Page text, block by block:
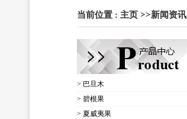
当前位置 : 主页 >>新闻资讯
> 巴旦木
> 碧根果
> 夏威夷果